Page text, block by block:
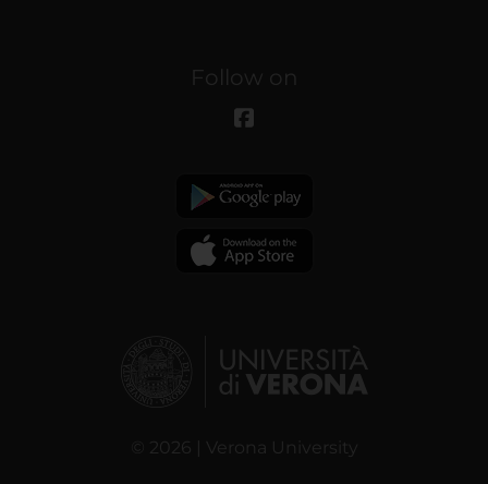
Follow on
© 2026 | Verona University